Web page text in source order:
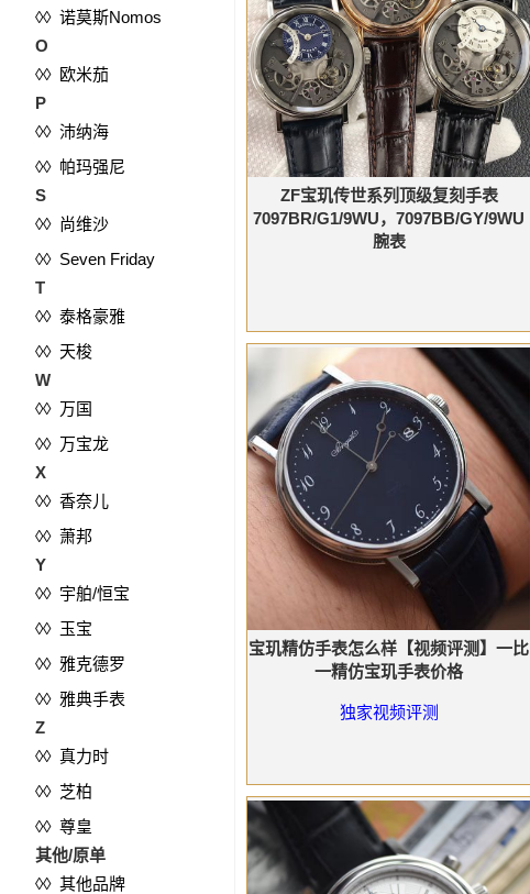
◊◊ 诺莫斯Nomos
O
◊◊ 欧米茄
P
◊◊ 沛纳海
◊◊ 帕玛强尼
S
◊◊ 尚维沙
◊◊ Seven Friday
T
◊◊ 泰格豪雅
◊◊ 天梭
W
◊◊ 万国
◊◊ 万宝龙
X
◊◊ 香奈儿
◊◊ 萧邦
Y
◊◊ 宇舶/恒宝
◊◊ 玉宝
◊◊ 雅克德罗
◊◊ 雅典手表
Z
◊◊ 真力时
◊◊ 芝柏
◊◊ 尊皇
其他/原单
◊◊ 其他品牌
ZF宝玑传世系列顶级复刻手表
7097BR/G1/9WU，7097BB/GY/9WU
腕表
宝玑精仿手表怎么样【视频评测】一比
一精仿宝玑手表价格
独家视频评测